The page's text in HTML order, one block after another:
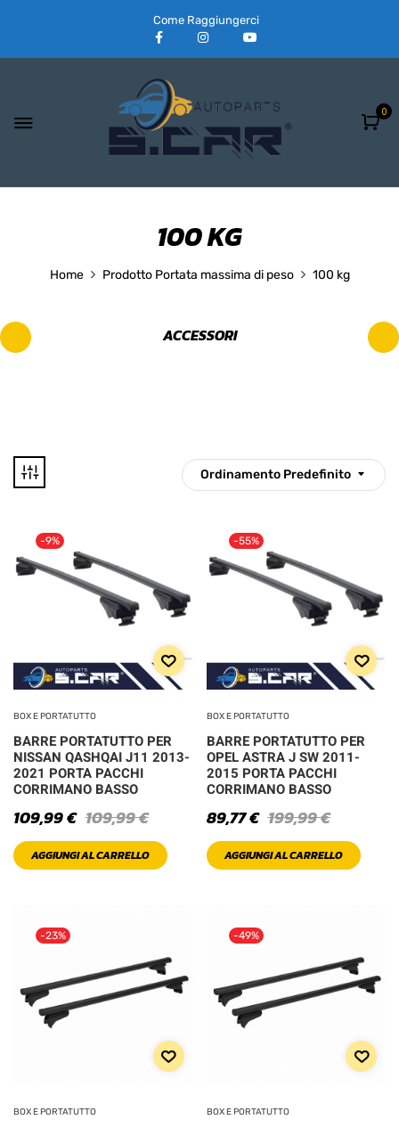
Come Raggiungerci
0
100 KG
Home Prodotto Portata massima di peso 100 kg
ACCESSORI
89 99
Disponibile
CATEGORIE
PRODOTTO
Categorie prodotto
PRODOTTO
Bue Violet
Ordinamento Predefinito
-9%
BOX E PORTATUTTO
BARRE PORTATUTTO PER
NISSAN QASHQAI J11 2013-
2021 PORTA PACCHI
CORRIMANO BASSO
109,99€
109,99€
AGGIUNGI AL CARRELLO
-55%
BOX E PORTATUTTO
BARRE PORTATUTTO PER
OPEL ASTRA J SW 2011-
2015 PORTA PACCHI
CORRIMANO BASSO
199,99€
89,77€
AGGIUNGI AL CARRELLO
-23%
BOX E PORTATUTTO
-49%
BOX E PORTATUTTO